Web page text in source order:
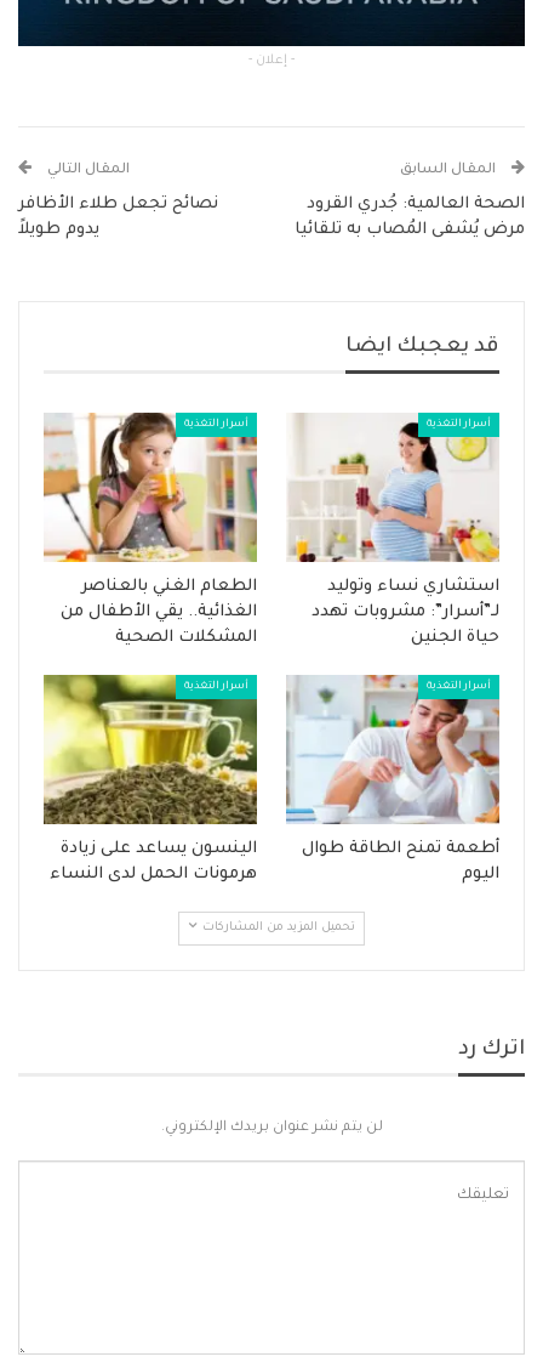
- إعلان -
المقال السابق
الصحة العالمية: جُدري القرود
مرض يُشفى المُصاب به تلقائيا
المقال التالي
نصائح تجعل طلاء الأظافر
يدوم طويلاً
قد يعجبك ايضا
أسرار التغذية
استشاري نساء وتوليد
لـ”أسرار”: مشروبات تهدد
حياة الجنين
أسرار التغذية
الطعام الغني بالعناصر
الغذائية.. يقي الأطفال من
المشكلات الصحية
أسرار التغذية
أطعمة تمنح الطاقة طوال
اليوم
أسرار التغذية
الينسون يساعد على زيادة
هرمونات الحمل لدى النساء
تحميل المزيد من المشاركات
اترك رد
لن يتم نشر عنوان بريدك الإلكتروني.